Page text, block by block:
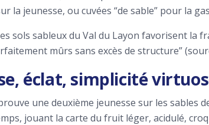
la jeunesse, ou cuvées “de sable” pour la
sols sableux du Val du Layon favorisent la
mûrs sans excès de structure”
éclat, simplicité
une deuxième jeunesse sur les sables
jouant la carte du fruit léger, acidulé,